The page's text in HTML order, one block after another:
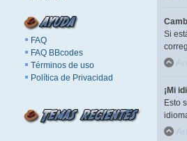
FAQ
FAQ BBcodes
Términos de uso
Política de Privacidad
Si
¡Mi
Esto